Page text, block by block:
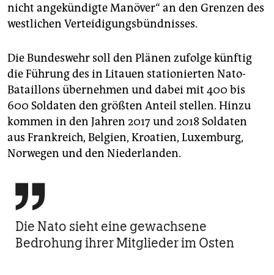
nicht angekündigte Manöver“ an den Grenzen des
westlichen Verteidigungsbündnisses.
Die Bundeswehr soll den Plänen zufolge künftig
die Führung des in Litauen stationierten Nato-
Bataillons übernehmen und dabei mit 400 bis
600 Soldaten den größten Anteil stellen. Hinzu
kommen in den Jahren 2017 und 2018 Soldaten
aus Frankreich, Belgien, Kroatien, Luxemburg,
Norwegen und den Niederlanden.

Die Nato sieht eine gewachsene
Bedrohung ihrer Mitglieder im Osten